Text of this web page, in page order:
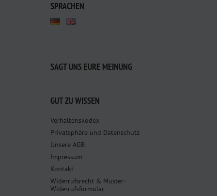
SPRACHEN
SAGT UNS EURE MEINUNG
GUT ZU WISSEN
Verhaltenskodex
Privatsphäre und Datenschutz
Unsere AGB
Impressum
Kontakt
Widerrufsrecht & Muster-
Widerrufsformular